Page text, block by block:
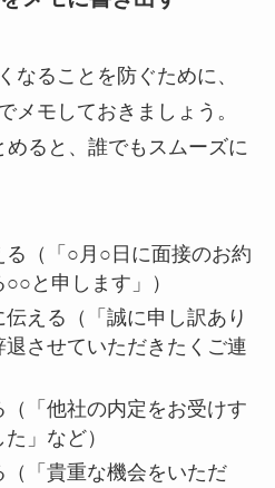
なることを防ぐために、
メモしておきましょう。
ると、誰でもスムーズに
（「○月○日に面接のお約
と申します」）
える（「誠に申し訳あり
退させていただきたくご連
「他社の内定をお受けす
」など）
「貴重な機会をいただ